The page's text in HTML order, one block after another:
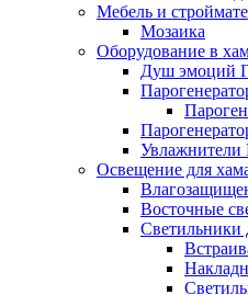
Мебель и
Мозаика
Оборудование в
Душ эмоций
Освещение для
Восточные
Светильники